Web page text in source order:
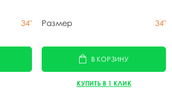
34" Размер 34"
В КОРЗИНУ
КУПИТЬ В 1 КЛИК